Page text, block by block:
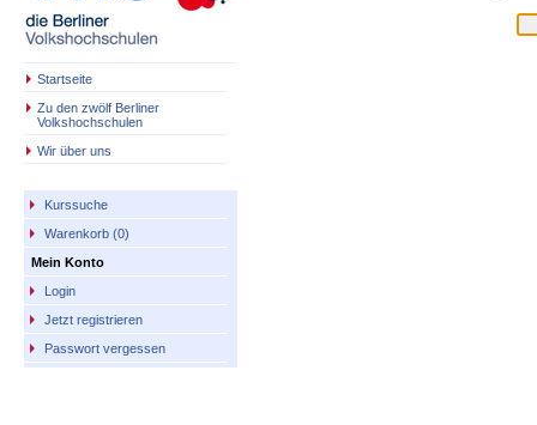
Startseite
Zu den zwölf Berliner
Volkshochschulen
Wir über uns
Kurssuche
Warenkorb (0)
Mein Konto
Login
Jetzt registrieren
Passwort vergessen